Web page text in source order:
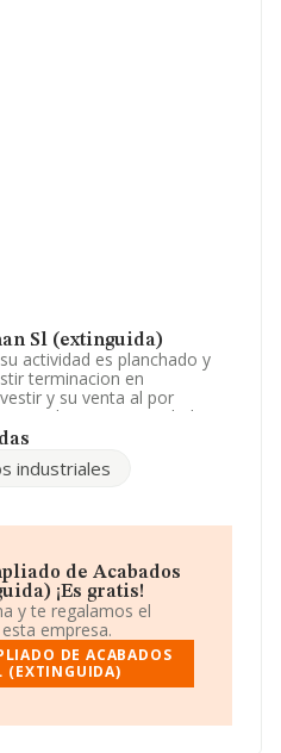
Sl (extinguida)
actividad es planchado y
terminacion en
y su venta al por
como Sociedad
CNAE como '%cnae%',
un 33% y atendiendo a
el número de
Hijoman S.L
identificación fiscal
Calle Dels Gessamins núm.
Igualada, en Barcelona,
de los datos de
industriales
de Acabados
¡Es gratis!
y te regalamos el
empresa.
DE ACABADOS
(EXTINGUIDA)